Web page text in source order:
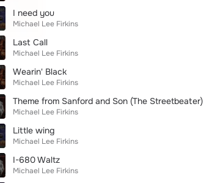
I need you
Michael Lee Firkins
Last Call
Michael Lee Firkins
Wearin' Black
Michael Lee Firkins
Theme from Sanford and Son (The Streetbeater)
Michael Lee Firkins
Little wing
Michael Lee Firkins
I-680 Waltz
Michael Lee Firkins